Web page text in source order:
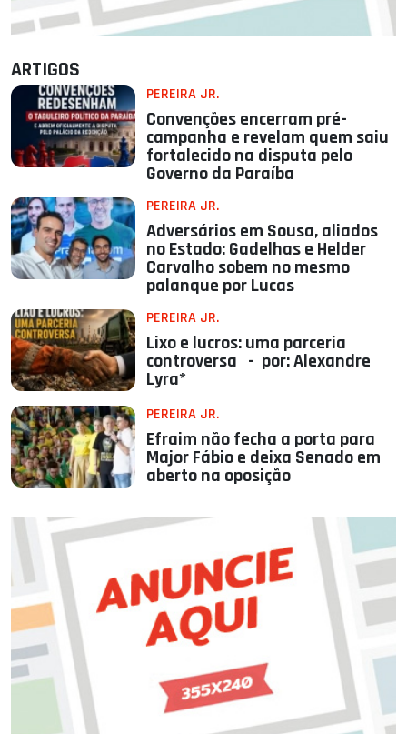
ARTIGOS
PEREIRA JR.
Convenções encerram pré-
campanha e revelam quem saiu
fortalecido na disputa pelo
Governo da Paraíba
PEREIRA JR.
Adversários em Sousa, aliados
no Estado: Gadelhas e Helder
Carvalho sobem no mesmo
palanque por Lucas
PEREIRA JR.
Lixo e lucros: uma parceria
controversa - por: Alexandre
Lyra*
PEREIRA JR.
Efraim não fecha a porta para
Major Fábio e deixa Senado em
aberto na oposição